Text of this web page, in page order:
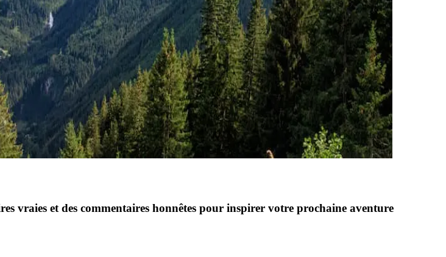
vraies et des commentaires honnêtes pour inspirer votre prochaine aventure